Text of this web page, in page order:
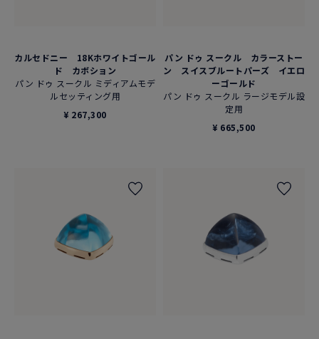
カルセドニー 18Kホワイトゴール
ド カボション
パン ドゥ スークル ミディアムモデ
ルセッティング用
¥ 267,300
パン ドゥ スークル カラーストー
ン スイスブルートパーズ イエロ
ーゴールド
パン ドゥ スークル ラージモデル設
定用
¥ 665,500